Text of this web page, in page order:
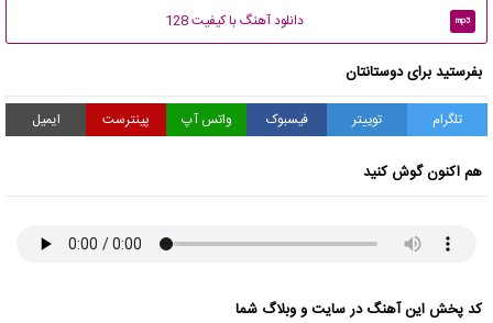
mp3 دانلود آهنگ با کیفیت 128
بفرستید برای دوستانتان
تلگرام توییتر فیسبوک واتس آپ پینترست ایمیل
هم اکنون گوش کنید
کد پخش این آهنگ در سایت و وبلاگ شما